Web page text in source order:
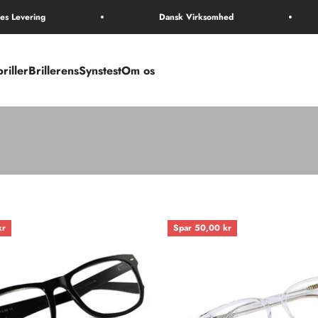
Levering Dansk Virksomhed
BrillerensSynstestOm os
Spar 50,00 kr